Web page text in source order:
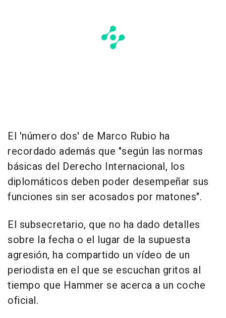
El 'número dos' de Marco Rubio ha
recordado además que "según las normas
básicas del Derecho Internacional, los
diplomáticos deben poder desempeñar sus
funciones sin ser acosados por matones".
El subsecretario, que no ha dado detalles
sobre la fecha o el lugar de la supuesta
agresión, ha compartido un vídeo de un
periodista en el que se escuchan gritos al
tiempo que Hammer se acerca a un coche
oficial.